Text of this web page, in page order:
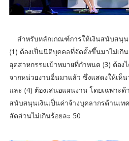
สำหรับหลักเกณฑ์การให้เงินสนับสนุ
(1) ต้องเป็นนิติบุคคลที่จัดตั้งขึ้นมาไม่เกิ
อุตสาหกรรมเป้าหมายที่กำหนด (3) ต้อ
จากหน่วยงานอื่นมาแล้ว ซึ่งแสดงให้เห็
และ (4) ต้องเสนอแผนงาน โดยเฉพาะ
สนับสนุนเงินเป็นค่าจ้างบุคลากรด้านเ
สัดส่วนไม่เกินร้อยละ 50